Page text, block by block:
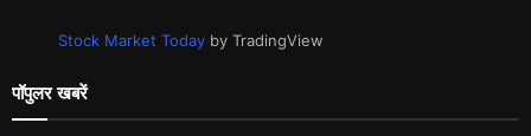
Stock Market Today by TradingView
पॉपुलर खबरें